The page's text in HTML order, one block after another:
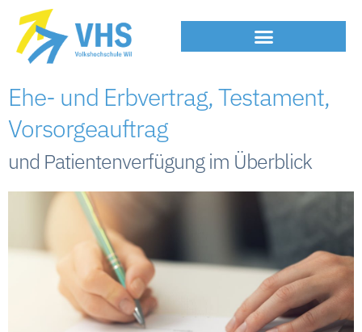
Ehe- und Erbvertrag, Testament,
Vorsorgeauftrag
und Patientenverfügung im Überblick